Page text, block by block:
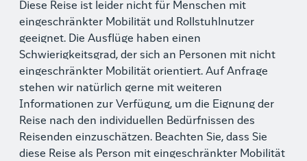
Diese Reise ist leider nicht für Menschen mit
eingeschränkter Mobilität und Rollstuhlnutzer
geeignet. Die Ausflüge haben einen
Schwierigkeitsgrad, der sich an Personen mit nicht
eingeschränkter Mobilität orientiert. Auf Anfrage
stehen wir natürlich gerne mit weiteren
Informationen zur Verfügung, um die Eignung der
Reise nach den individuellen Bedürfnissen des
Reisenden einzuschätzen. Beachten Sie, dass Sie
diese Reise als Person mit eingeschränkter Mobilität